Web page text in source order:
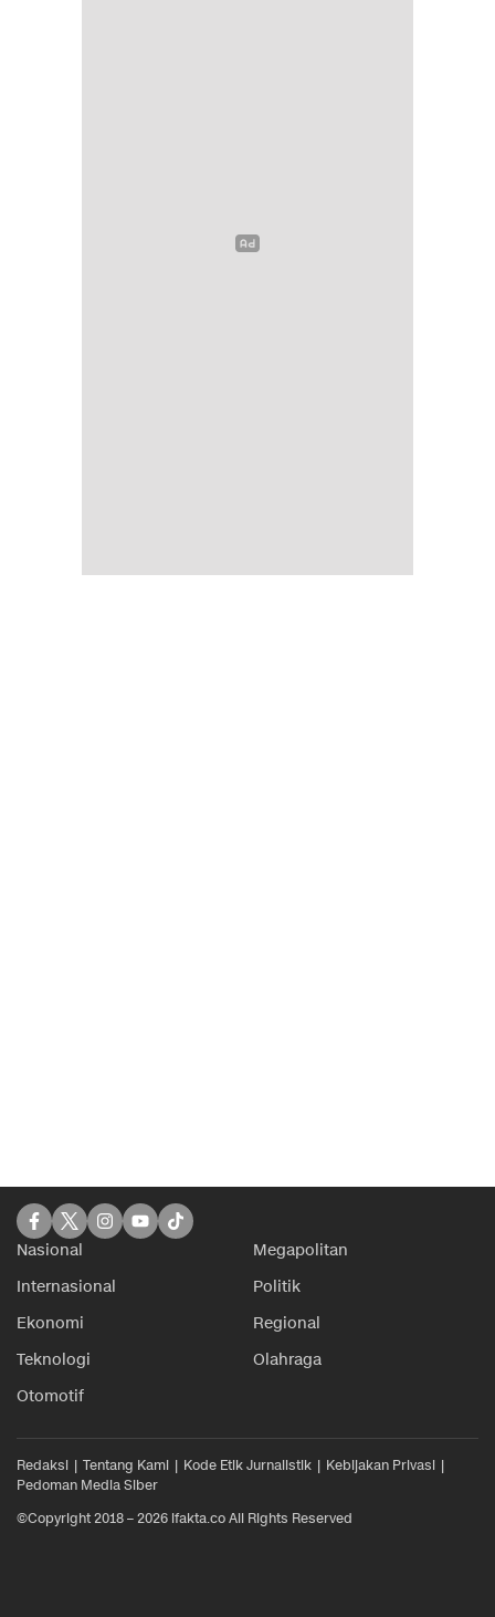
Nasional
Megapolitan
Internasional
Politik
Ekonomi
Regional
Teknologi
Olahraga
Otomotif
Redaksi Tentang Kami Kode Etik Jurnalistik
Kebijakan Privasi
Pedoman Media Siber
©Copyright 2018 – 2026 ifakta.co All Rights Reserved